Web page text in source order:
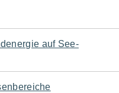
auf See-